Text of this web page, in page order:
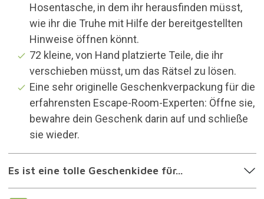
Hosentasche, in dem ihr herausfinden müsst,
wie ihr die Truhe mit Hilfe der bereitgestellten
Hinweise öffnen könnt.
72 kleine, von Hand platzierte Teile, die ihr
verschieben müsst, um das Rätsel zu lösen.
Eine sehr originelle Geschenkverpackung für die
erfahrensten Escape-Room-Experten: Öffne sie,
bewahre dein Geschenk darin auf und schließe
sie wieder.
Es ist eine tolle Geschenkidee für...